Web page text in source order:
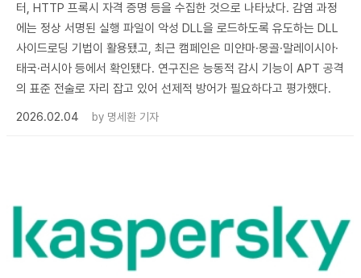
터, HTTP 프록시 자격 증명 등을 수집한 것으로 나타났다. 감염 과정
에는 정상 서명된 실행 파일이 악성 DLL을 로드하도록 유도하는 DLL
사이드로딩 기법이 활용됐고, 최근 캠페인은 미얀마·몽골·말레이시아·
태국·러시아 등에서 확인됐다. 연구진은 능동적 감시 기능이 APT 공격
의 표준 전술로 자리 잡고 있어 선제적 방어가 필요하다고 평가했다.
2026.02.04
by 명세환 기자